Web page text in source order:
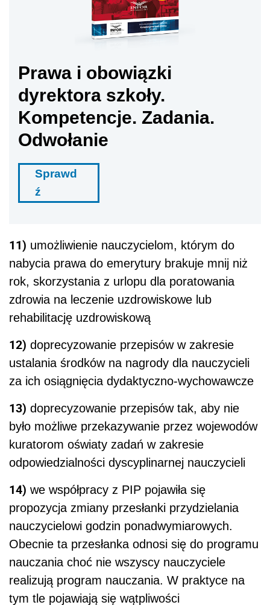
Prawa i obowiązki
dyrektora szkoły.
Kompetencje. Zadania.
Odwołanie
Sprawd
ź
11) umożliwienie nauczycielom, którym do
nabycia prawa do emerytury brakuje mnij niż
rok, skorzystania z urlopu dla poratowania
zdrowia na leczenie uzdrowiskowe lub
rehabilitację uzdrowiskową
12) doprecyzowanie przepisów w zakresie
ustalania środków na nagrody dla nauczycieli
za ich osiągnięcia dydaktyczno-wychowawcze
13) doprecyzowanie przepisów tak, aby nie
było możliwe przekazywanie przez wojewodów
kuratorom oświaty zadań w zakresie
odpowiedzialności dyscyplinarnej nauczycieli
14) we współpracy z PIP pojawiła się
propozycja zmiany przesłanki przydzielania
nauczycielowi godzin ponadwymiarowych.
Obecnie ta przesłanka odnosi się do programu
nauczania choć nie wszyscy nauczyciele
realizują program nauczania. W praktyce na
tym tle pojawiają się wątpliwości